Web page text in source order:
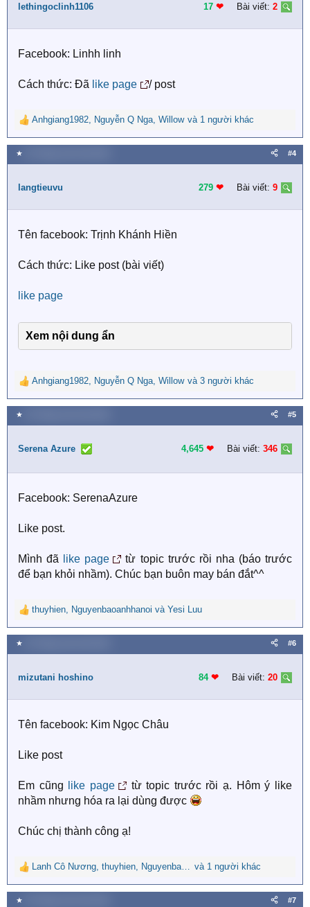
i
n
:
lethingoclinh1106 17 ❤︎ Bài viết: 2
Facebook: Linhh linh
Cách thức: Đã like page / post
R
e
a
c
i
n
Anhgiang1982, Nguyễn Q Nga, Willow và 1 người khác
★ #4
langtieuvu 279 ❤︎ Bài viết: 9
Tên facebook: Trịnh Khánh Hiền
Cách thức: Like post (bài viết)
like page
Xem nội dung ẩn
R
e
a
c
i
n
:
Anhgiang1982, Nguyễn Q Nga, Willow và 3 người khác
★ #5
Serena Azure 4,645 ❤︎ Bài viết: 346
Facebook: SerenaAzure
Like post.
Mình đã like page
từ topic trước rồi nha (báo trước
để bạn khỏi nhầm). Chúc bạn buôn may bán đắt^^
R
e
a
c
i
n
thuyhien, Nguyenbaoanhhanoi và Yesi Luu
★ #6
mizutani hoshino 84 ❤︎ Bài viết: 20
Tên facebook: Kim Ngọc Châu
Like post
Em cũng like page
từ topic trước rồi ạ. Hôm ý like
nhầm nhưng hóa ra lại dùng được
Chúc chị thành công ạ!
R
e
a
Lanh Cô Nương, thuyhien, Nguyenbaoanhhanoi và 1 người khác
★ #7